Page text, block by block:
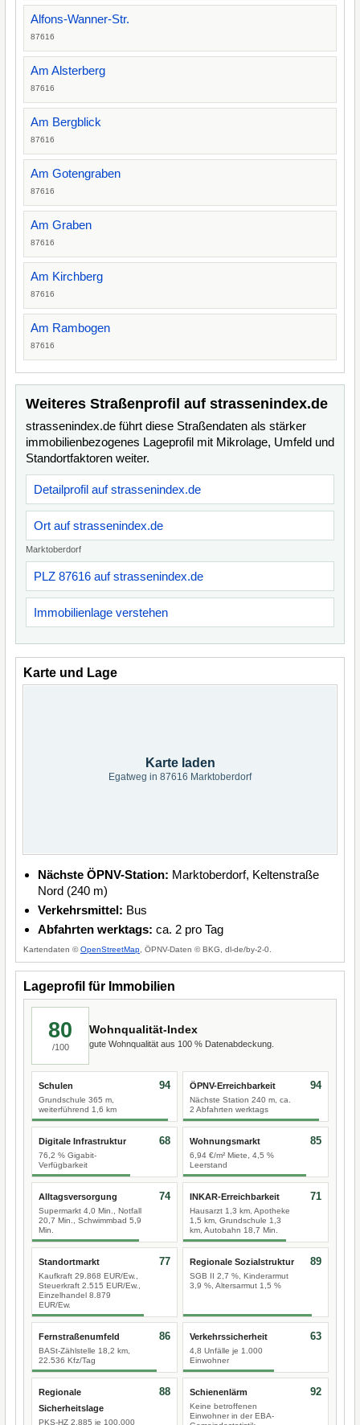
Alfons-Wanner-Str.
87616
Am Alsterberg
87616
Am Bergblick
87616
Am Gotengraben
87616
Am Graben
87616
Am Kirchberg
87616
Am Rambogen
87616
Weiteres Straßenprofil auf strassenindex.de
strassenindex.de führt diese Straßendaten als stärker
immobilienbezogenes Lageprofil mit Mikrolage, Umfeld und
Standortfaktoren weiter.
Detailprofil auf strassenindex.de
Ort auf strassenindex.de
Marktoberdorf
PLZ 87616 auf strassenindex.de
Immobilienlage verstehen
Karte und Lage
Karte laden
Egatweg in 87616 Marktoberdorf
Nächste ÖPNV-Station: Marktoberdorf, Keltenstraße
Nord (240 m)
Verkehrsmittel: Bus
Abfahrten werktags: ca. 2 pro Tag
Kartendaten ©OpenStreetMap , ÖPNV-Daten © BKG, dl-de/by-2-0.
Lageprofil für Immobilien
80
/100
Wohnqualität-Index
gute Wohnqualität aus 100 % Datenabdeckung.
Schulen
Grundschule 365 m,
weiterführend 1,6 km
94 ÖPNV-Erreichbarkeit
Nächste Station 240 m, ca.
2 Abfahrten werktags
94
Digitale Infrastruktur
76,2 % Gigabit-
Verfügbarkeit
68 Wohnungsmarkt
6,94 €/m² Miete, 4,5 %
Leerstand
85
Alltagsversorgung
Supermarkt 4,0 Min., Notfall
20,7 Min., Schwimmbad 5,9
Min.
74 INKAR-Erreichbarkeit
Hausarzt 1,3 km, Apotheke
1,5 km, Grundschule 1,3
km, Autobahn 18,7 Min.
71
Standortmarkt
Kaufkraft 29.868 EUR/Ew.,
Steuerkraft 2.515 EUR/Ew.,
Einzelhandel 8.879
EUR/Ew.
77 Regionale Sozialstruktur
SGB II 2,7 %, Kinderarmut
3,9 %, Altersarmut 1,5 %
89
Fernstraßenumfeld
BASt-Zählstelle 18,2 km,
22.536 Kfz/Tag
86 Verkehrssicherheit
4,8 Unfälle je 1.000
Einwohner
63
Regionale
Sicherheitslage
PKS-HZ 2.885 je 100.000
88 Schienenlärm
Keine betroffenen
Einwohner in der EBA-
92